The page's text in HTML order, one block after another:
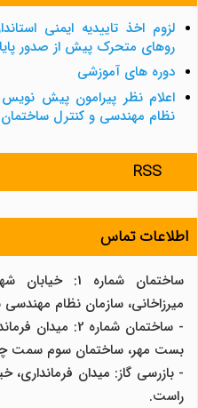
لزوم اخذ تاییدیه ایمنی
روهای متحرک پیش از صدور
دوره های آموزشی
نظام مهندسی و کنترل ساختمان
RSS
اطلاعات تماس
ساختمان
میرزاخانی، سازمان نظام
- ساختمان شماره
بست مهر، ساختمان سوم سمت
- بازرسی گاز: میدان
راست.